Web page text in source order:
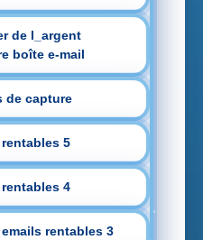
de l_argent
boîte e-mail
de capture
5
4
rentables 3